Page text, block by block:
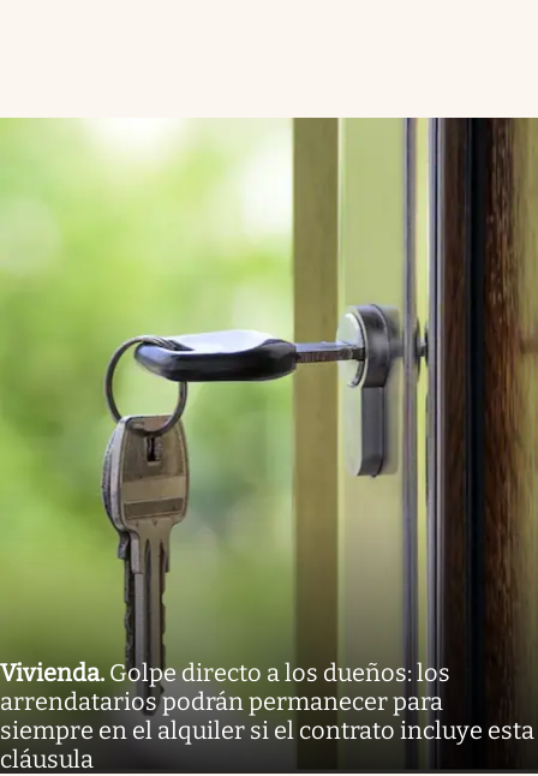
Vivienda. Golpe directo a los dueños: los
arrendatarios podrán permanecer para
siempre en el alquiler si el contrato incluye esta
cláusula